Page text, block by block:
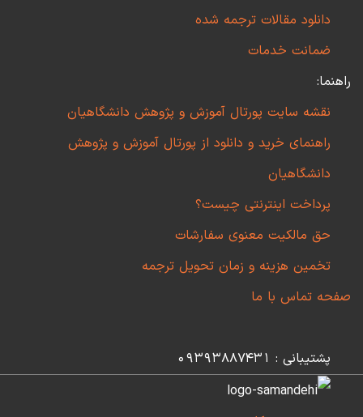
دانلود مقالات ترجمه شده
ضمانت خدمات
راهنما:
نقشه سایت پورتال آموزش و پژوهش دانشگاهیان
راهنمای خرید و دانلود از پورتال آموزش و پژوهش
دانشگاهیان
پرداخت اینترنتی چیست؟
حق مالکیت معنوی سفارشات
تخمین هزینه و زمان تحویل ترجمه
صفحه تماس با ما
پشتیبانی : 09393887431